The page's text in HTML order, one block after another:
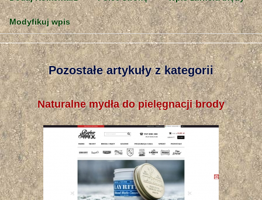
Modyfikuj wpis
Pozostałe artykuły z kategorii
Naturalne mydła do pielęgnacji brody